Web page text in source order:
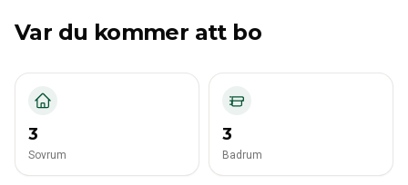
Var du kommer att bo
3
Sovrum
3
Badrum